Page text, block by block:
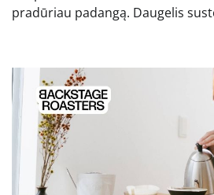
pradūriau padangą. Daugelis